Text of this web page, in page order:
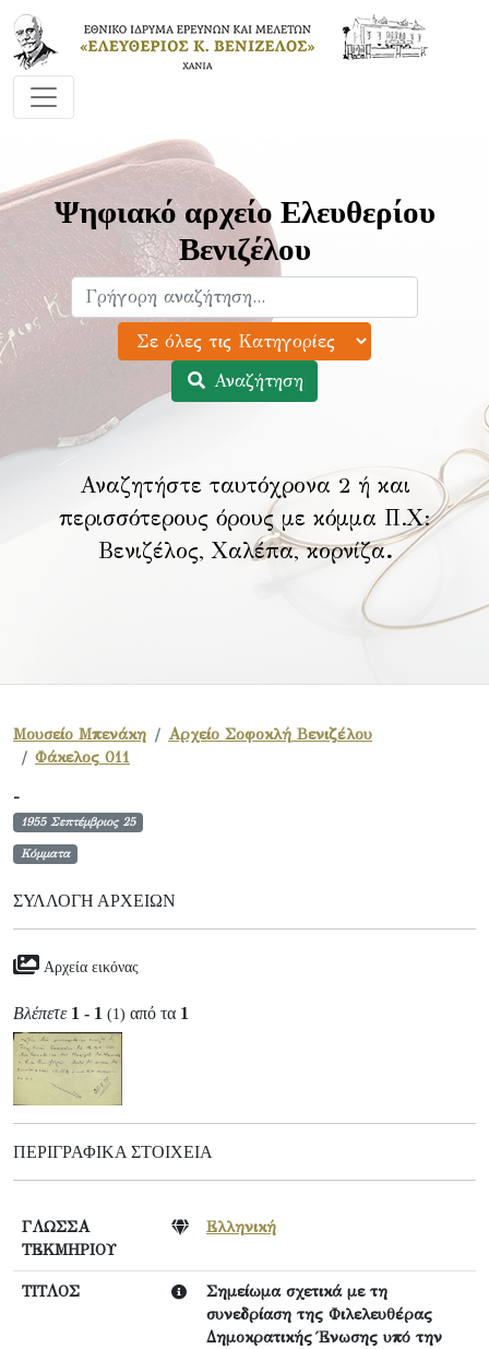
Ψηφιακό αρχείο Ελευθερίου
Βενιζέλου
Αναζήτηση
Αναζητήστε ταυτόχρονα 2 ή και
περισσότερους όρους με κόμμα Π.Χ:
Βενιζέλος, Χαλέπα, κορνίζα.
Μουσείο Μπενάκη
Αρχείο Σοφοκλή Βενιζέλου
Φάκελος 011
-
1955 Σεπτέμβριος 25
Κόμματα
ΣΥΛΛΟΓΉ ΑΡΧΕΊΩΝ
Αρχεία εικόνας
Βλέπετε 1 - 1 (1) από τα 1
ΠΕΡΙΓΡΑΦΙΚΆ ΣΤΟΙΧΕΊΑ
ΓΛΩΣΣΑ
ΤΕΚΜΗΡΙΟΥ
Ελληνική
ΤΙΤΛΟΣ
Σημείωμα σχετικά με τη
συνεδρίαση της Φιλελευθέρας
Δημοκρατικής Ένωσης υπό την